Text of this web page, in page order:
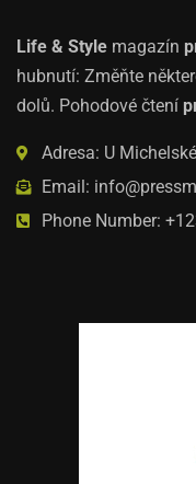
Life & Style magazín
hubnutí: Změňte
dolů. Pohodové čtení
Adresa: U
Email:
Phone Number: